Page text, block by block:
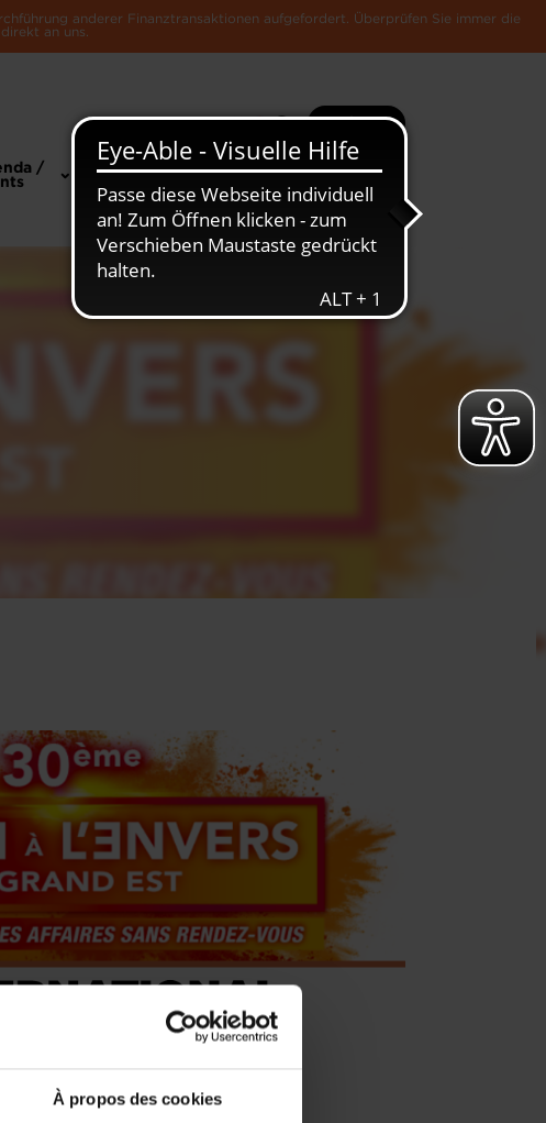
À propos des cookies
anderer Finanztransaktionen aufgefordert. Überprüfen Sie immer die
an uns.
Suche Mehr
/
News &
Die Luxemburger